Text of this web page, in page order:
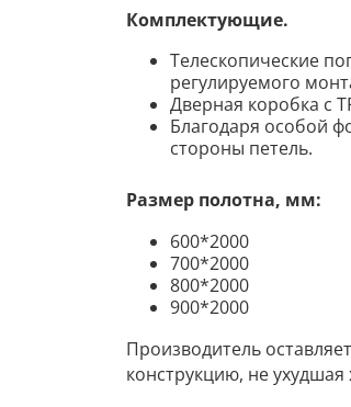
Комплектующие.
Телескопические
регулируемого
Дверная коробка с
Благодаря особой
стороны петель.
Размер полотна, мм:
600*2000
700*2000
800*2000
900*2000
Производитель
конструкцию, не ухудшая